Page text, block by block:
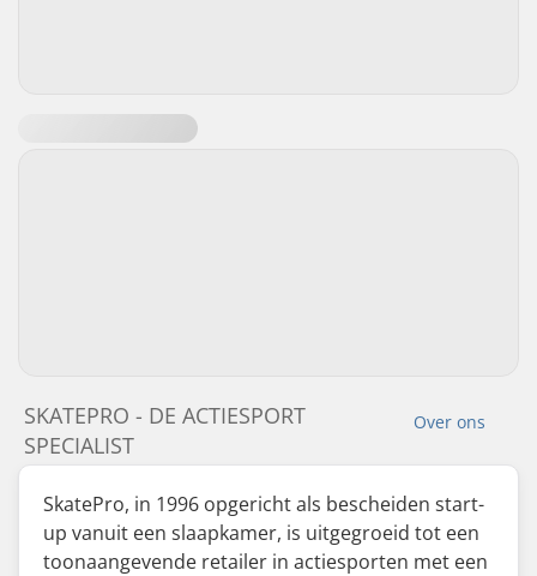
Over ons
SKATEPRO - DE ACTIESPORT
SPECIALIST
SkatePro, in 1996 opgericht als bescheiden start-
up vanuit een slaapkamer, is uitgegroeid tot een
toonaangevende retailer in actiesporten met een